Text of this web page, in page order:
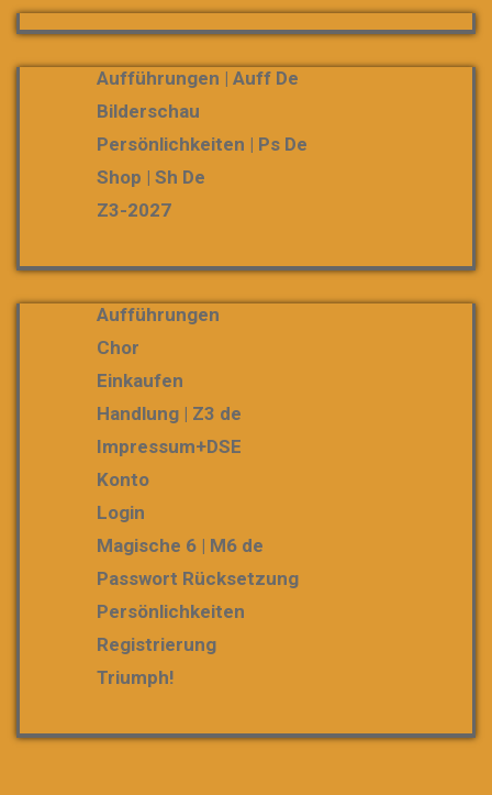
Aufführungen | Auff De
Bilderschau
Persönlichkeiten | Ps De
Shop | Sh De
Z3-2027
Aufführungen
Chor
Einkaufen
Handlung | Z3 de
Impressum+DSE
Konto
Login
Magische 6 | M6 de
Passwort Rücksetzung
Persönlichkeiten
Registrierung
Triumph!